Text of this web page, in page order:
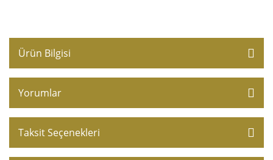
Ürün Bilgisi
Yorumlar
Taksit Seçenekleri